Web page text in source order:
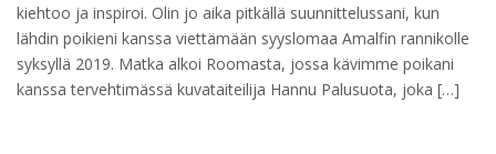
kiehtoo ja inspiroi. Olin jo aika pitkällä suunnittelussani, kun
lähdin poikieni kanssa viettämään syyslomaa Amalfin rannikolle
syksyllä 2019. Matka alkoi Roomasta, jossa kävimme poikani
kanssa tervehtimässä kuvataiteilija Hannu Palusuota, joka […]